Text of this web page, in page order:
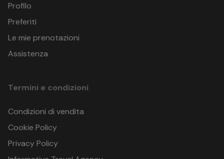
Profilo
Preferiti
Le mie prenotazioni
Assistenza
Termini e condizioni
Condizioni di vendita
Cookie Policy
Privacy Policy